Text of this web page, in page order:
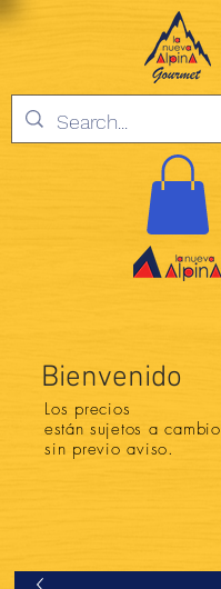
Bienvenido
Los precios
están sujetos a cambio
sin previo aviso.